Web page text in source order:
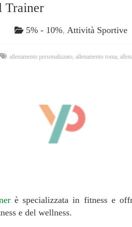
Trainer
5% - 10%, Attività Sportive
allenamento personalizzato, allenamento roma,
è specializzata in fitness e
e del wellness.